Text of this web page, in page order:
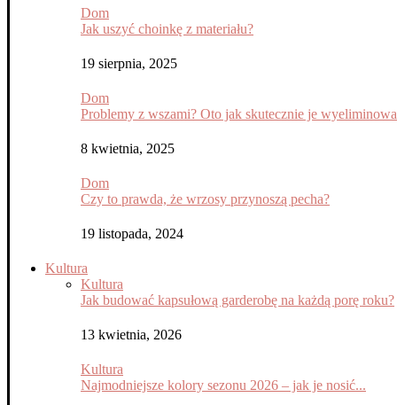
Dom
Jak uszyć choinkę z materiału?
19 sierpnia, 2025
Dom
Problemy z wszami? Oto jak skutecznie je
8 kwietnia, 2025
Dom
Czy to prawda, że wrzosy przynoszą pecha?
19 listopada, 2024
Kultura
Kultura
Jak budować kapsułową garderobę na każdą porę roku?
13 kwietnia, 2026
Kultura
Najmodniejsze kolory sezonu 2026 – jak je nosić...